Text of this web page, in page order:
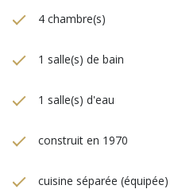
4 chambre(s)
1 salle(s) de bain
1 salle(s) d'eau
construit en 1970
cuisine séparée (équipée)